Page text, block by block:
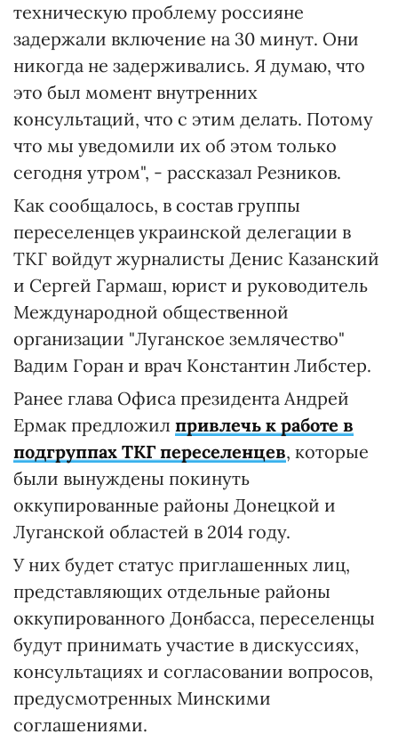
техническую проблему россияне
задержали включение на 30 минут. Они
никогда не задерживались. Я думаю, что
это был момент внутренних
консультаций, что с этим делать. Потому
что мы уведомили их об этом только
сегодня утром", - рассказал Резников.
Как сообщалось, в состав группы
переселенцев украинской делегации в
ТКГ войдут журналисты Денис Казанский
и Сергей Гармаш, юрист и руководитель
Международной общественной
организации "Луганское землячество"
Вадим Горан и врач Константин Либстер.
Ранее глава Офиса президента Андрей
Ермак предложил привлечь к работе в
подгруппах ТКГ переселенцев, которые
были вынуждены покинуть
оккупированные районы Донецкой и
Луганской областей в 2014 году.
У них будет статус приглашенных лиц,
представляющих отдельные районы
оккупированного Донбасса, переселенцы
будут принимать участие в дискуссиях,
консультациях и согласовании вопросов,
предусмотренных Минскими
соглашениями.